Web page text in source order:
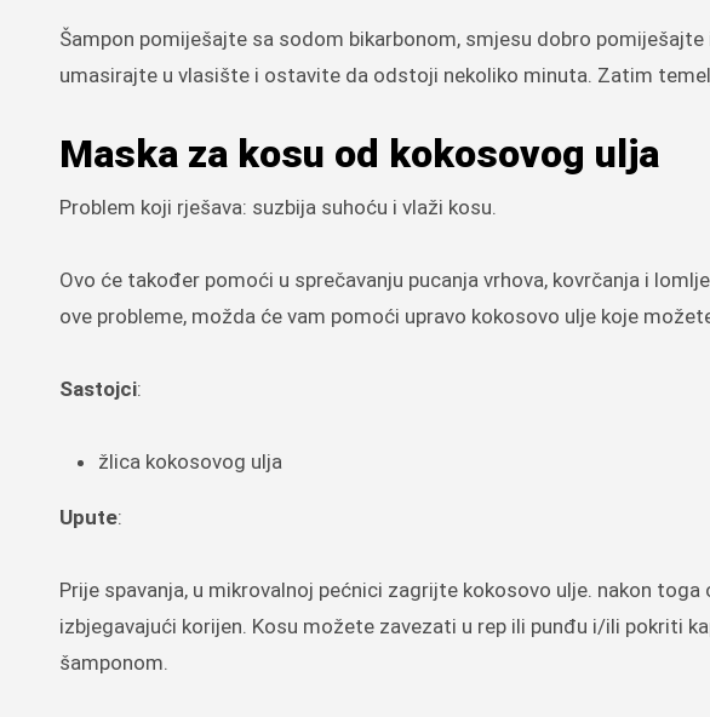
Šampon pomiješajte sa sodom bikarbonom, smjesu dobro
umasirajte u vlasište i ostavite da odstoji nekoliko minuta. Zatim
Maska za kosu od kokosovog ulja
Problem koji rješava: suzbija suhoću i vlaži kosu.
Ovo će također pomoći u sprečavanju pucanja vrhova, kovrčanja i
ove probleme, možda će vam pomoći upravo kokosovo ulje koje
Sastojci:
žlica kokosovog ulja
Upute:
Prije spavanja, u mikrovalnoj pećnici zagrijte kokosovo ulje. nakon
izbjegavajući korijen. Kosu možete zavezati u rep ili punđu i/ili pokriti
šamponom.